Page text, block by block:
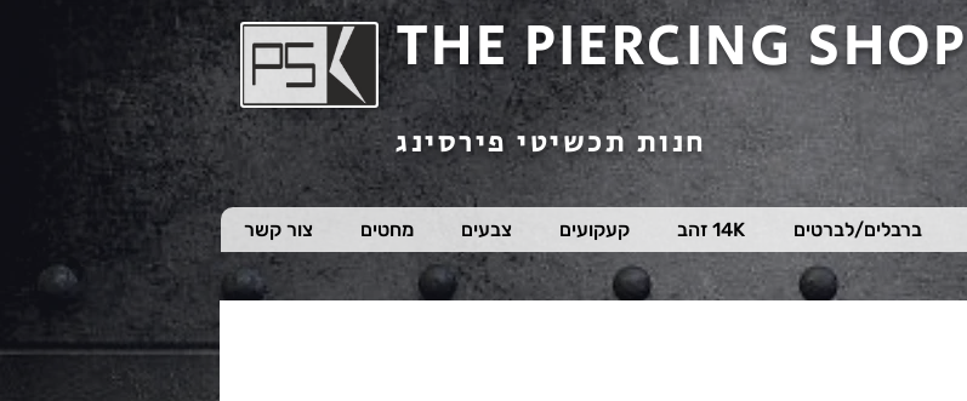
THE PIERCING SHOP
חנות תכשיטי פירסינג
ברבלים/לברטים 14K זהב קעקועים צבעים מחטים צור קשר